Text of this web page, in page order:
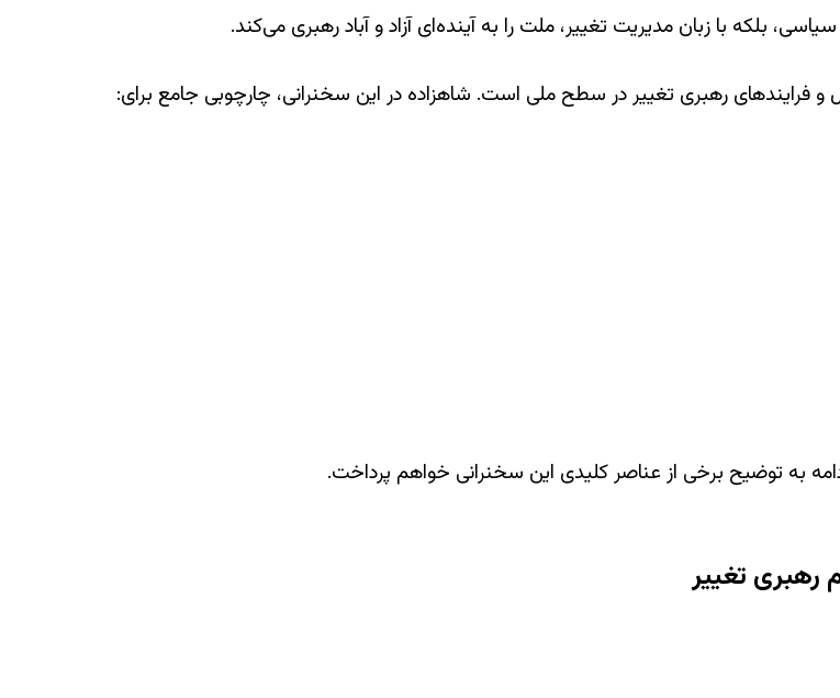
بلکه با زبان مدیریت تغییر، ملت را به آینده‌ای آزاد و آباد رهبری می‌کند.
و فرایندهای رهبری تغییر در سطح ملی است. شاهزاده در این سخنرانی، چارچوبی جامع برای:
به توضیح برخی از عناصر کلیدی این سخنرانی خواهم پرداخت.
رهبری تغییر